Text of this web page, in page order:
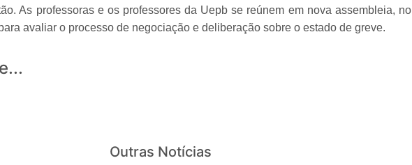
As professoras e os professores da Uepb se reúnem em nova assembleia, no
avaliar o processo de negociação e deliberação sobre o estado de greve.
Outras Notícias